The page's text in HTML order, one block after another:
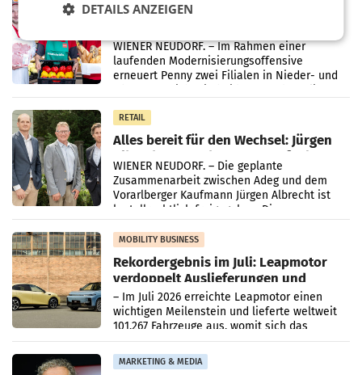
Penny modernisiert zwei Filialen in
WIENER NEUDORF. – Im Rahmen einer
laufenden Modernisierungsoffensive
erneuert Penny zwei Filialen in Nieder- und
RETAIL
Alles bereit für den Wechsel: Jürgen
Albrecht setzt ab 1.1.2027 auf Adeg
WIENER NEUDORF. – Die geplante
Zusammenarbeit zwischen Adeg und dem
Vorarlberger Kaufmann Jürgen Albrecht ist
kartellrechtlich freigegeben: Die
Bundeswettbewerbsbehörde und der
Bundeskartellanwalt
MOBILITY BUSINESS
Rekordergebnis im Juli: Leapmotor
verdoppelt Auslieferungen und
überschreitet die 100.000er-Marke
– Im Juli 2026 erreichte Leapmotor einen
wichtigen Meilenstein und lieferte weltweit
101.267 Fahrzeuge aus, womit sich das
Ergebnis gegenüber Juli 2025 mehr als
verdoppelte (+102
MARKETING & MEDIA
DETAILS ANZEIGEN